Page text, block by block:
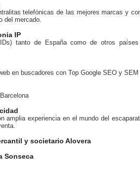
telefónicas de las mejores marcas y
del mercado.
IP
tanto de España como de otros
en buscadores con Top Google SEO y SEM
amplia experiencia en el mundo del
y societario Alovera
Sonseca